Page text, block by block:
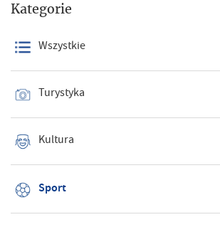
Kategorie
Wszystkie
Turystyka
Kultura
Sport